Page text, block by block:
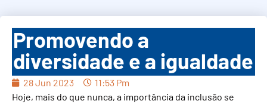
Promovendo a
diversidade e a igualdade
28 Jun 2023
11:53 Pm
Hoje, mais do que nunca, a importância da inclusão se